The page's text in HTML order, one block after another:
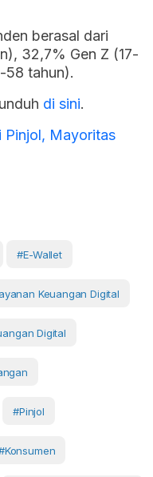
berasal dari
32,7% Gen Z (17-
58 tahun).
di sini.
Pinjol, Mayoritas
#E-Wallet
Keuangan Digital
Digital
#pinjol